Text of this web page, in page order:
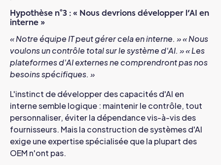
Hypothèse n°3 : « Nous devrions développer l'AI en
interne »
« Notre équipe IT peut gérer cela en interne. »« Nous
voulons un contrôle total sur le système d'AI. »« Les
plateformes d'AI externes ne comprendront pas nos
besoins spécifiques. »
L'instinct de développer des capacités d'AI en
interne semble logique : maintenir le contrôle, tout
personnaliser, éviter la dépendance vis-à-vis des
fournisseurs. Mais la construction de systèmes d'AI
exige une expertise spécialisée que la plupart des
OEM n'ont pas.